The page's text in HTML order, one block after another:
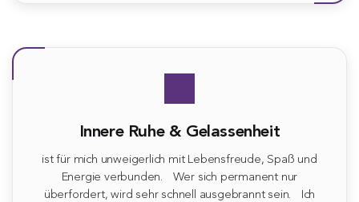
Innere Ruhe & Gelassenheit
ist für mich unweigerlich mit Lebensfreude, Spaß und
Energie verbunden. Wer sich permanent nur
überfordert, wird sehr schnell ausgebrannt sein. Ich